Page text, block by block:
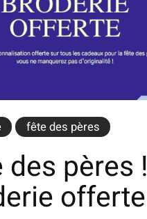
fête des pères
des pères !
offerte